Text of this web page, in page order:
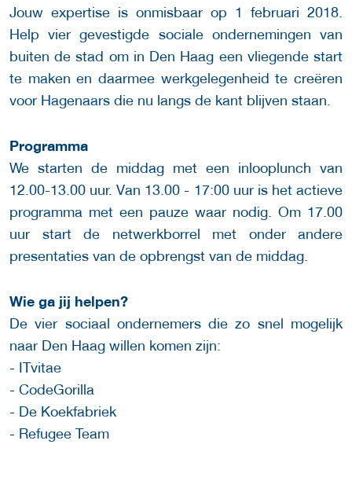
Jouw expertise is onmisbaar op 1 februari 2018.
Help vier gevestigde sociale ondernemingen van
buiten de stad om in Den Haag een vliegende start
te maken en daarmee werkgelegenheid te creëren
voor Hagenaars die nu langs de kant blijven staan.
Programma
We starten de middag met een inlooplunch van
12.00-13.00 uur. Van 13.00 - 17:00 uur is het actieve
programma met een pauze waar nodig. Om 17.00
uur start de netwerkborrel met onder andere
presentaties van de opbrengst van de middag.
Wie ga jij helpen?
De vier sociaal ondernemers die zo snel mogelijk
naar Den Haag willen komen zijn:
- ITvitae
- CodeGorilla
- De Koekfabriek
- Refugee Team